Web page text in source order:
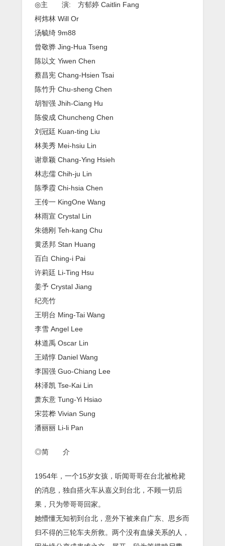
◎主 演: 方郁婷 Caitlin Fang
柯炜林 Will Or
汤毓绮 9m88
曾敬骅 Jing-Hua Tseng
陈以文 Yiwen Chen
蔡昌宪 Chang-Hsien Tsai
陈竹升 Chu-sheng Chen
胡智强 Jhih-Ciang Hu
陈俊成 Chuncheng Chen
刘冠廷 Kuan-ting Liu
林美秀 Mei-hsiu Lin
谢章颖 Chang-Ying Hsieh
林志儒 Chih-ju Lin
陈季霞 Chi-hsia Chen
王传一 KingOne Wang
林雨宣 Crystal Lin
朱德刚 Teh-kang Chu
黄丞邦 Stan Huang
百白 Ching-i Pai
许莉廷 Li-Ting Hsu
姜予 Crystal Jiang
纪亮竹
王明台 Ming-Tai Wang
李雪 Angel Lee
林道禹 Oscar Lin
王靖惇 Daniel Wang
李国强 Guo-Chiang Lee
林泽凯 Tse-Kai Lin
萧东意 Tung-Yi Hsiao
宋芸桦 Vivian Sung
潘丽丽 Li-li Pan
◎简 介
1954年，一个15岁女孩，听闻哥哥在台北被枪毙
的消息，独自搭火车从嘉义到台北，不顾一切后
果，只为带哥哥回家。
她懵懂无知初到台北，意外下被来自广东、思乡而
归不得的三轮车夫所救。两个没有血缘关系的人，